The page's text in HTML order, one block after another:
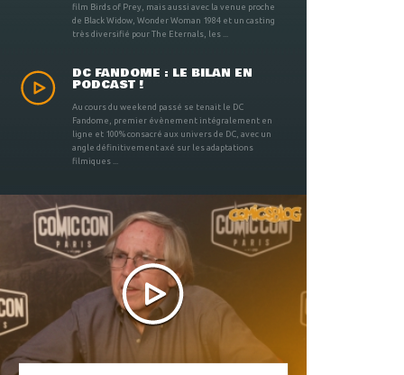
film Birds of Prey, mais aussi avec la venue proche
de Black Widow, Wonder Woman 1984 et un casting
très diversifié pour The Eternals, les ...
DC FANDOME : LE BILAN EN
PODCAST !
Au cours du weekend passé se tenait le DC
Fandome, premier évènement intégralement en
ligne et 100% consacré aux univers de DC, avec un
angle définitivement axé sur les adaptations
filmiques ...